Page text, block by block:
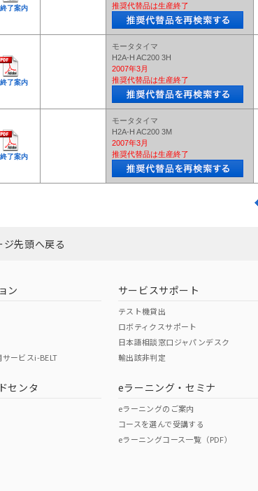
了案内
推奨代替品は生産終了
了案内
モータタイマ
H2A-H AC200 3H
2007年3月
推奨代替品は生産終了
了案内
モータタイマ
H2A-H AC200 3M
2007年3月
推奨代替品は生産終了
ジ先頭へ戻る
ン
ービスi-BELT
センタ
サービスサポート
テスト機貸出
ロボティクスサポート
日本語相談窓口ジャパンデスク
輸出該非判定
eラーニング・セミナ
eラーニングのご案内
コースを選んで受講する
eラーニングコース一覧（PDF）